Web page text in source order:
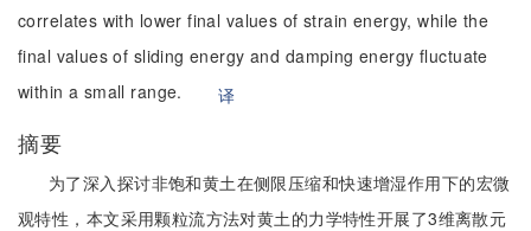
correlates with lower final values of strain energy, while the
final values of sliding energy and damping energy fluctuate
within a small range.
译
摘要
为了深入探讨非饱和黄土在侧限压缩和快速增湿作用下的宏微
观特性，本文采用颗粒流方法对黄土的力学特性开展了3维离散元